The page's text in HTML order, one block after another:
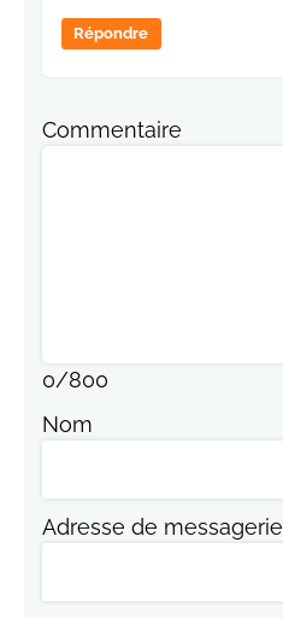
Répondre
Commentaire
0/800
Nom
Adresse de messagerie